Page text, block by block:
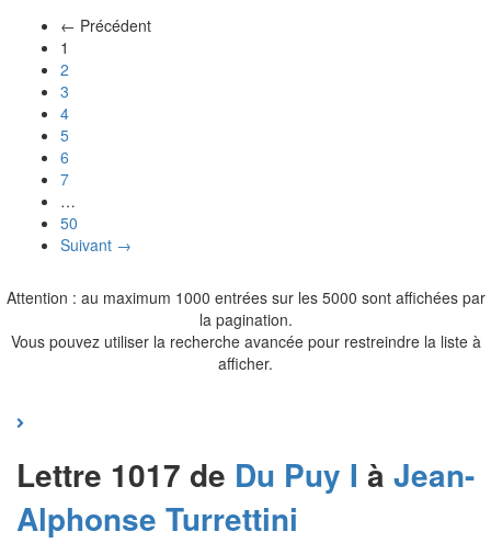
← Précédent
1
2
3
4
5
6
7
…
50
Suivant →
Attention : au maximum 1000 entrées sur les 5000 sont affichées par
la pagination.
Vous pouvez utiliser la recherche avancée pour restreindre la liste à
afficher.
Lettre 1017 de Du Puy I à Jean-
Alphonse Turrettini